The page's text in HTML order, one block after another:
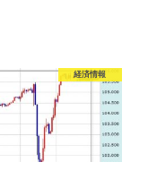
経済情報